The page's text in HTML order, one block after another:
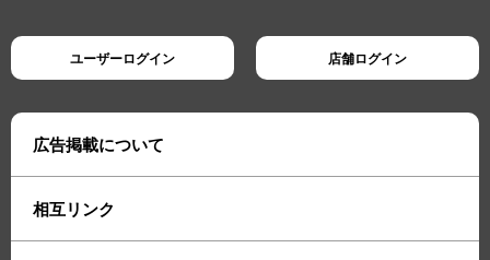
ユーザーログイン 店舗ログイン
広告掲載について
相互リンク